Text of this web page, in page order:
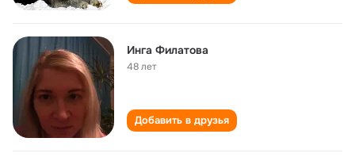
Инга Филатова
48 лет
Добавить в друзья